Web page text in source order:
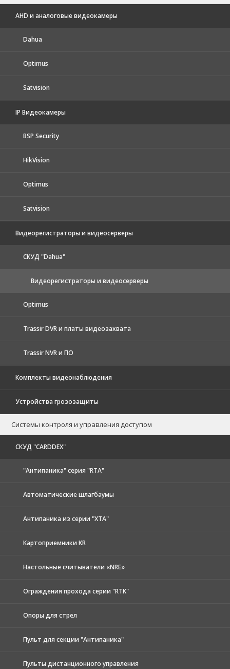
AHD и аналоговые видеокамеры
Dahua
Optimus
Satvision
IP Видеокамеры
BSP Security
HikVision
Optimus
Satvision
Видеорегистраторы и видеосерверы
CКУД "Dahua"
Видеорегистраторы и видеосерверы
Optimus
Trassir DVR и платы видеозахвата
Trassir NVR и ПО
Комплекты видеонаблюдения
Устройства грозозащиты
Системы контроля и управления доступом
CКУД "CARDDEX"
"Антипаника" серия "RTA"
Автоматические шлагбаумы
Антипаника из серии "XTA"
Картоприемники KR
Настольные считыватели «NRE»
Ограждения прохода серии "RTK"
Опоры для стрел
Пульт для секции "Антипаника"
Пульты дистанционного управления